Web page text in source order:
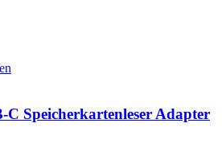
Speicherkartenleser Adapter